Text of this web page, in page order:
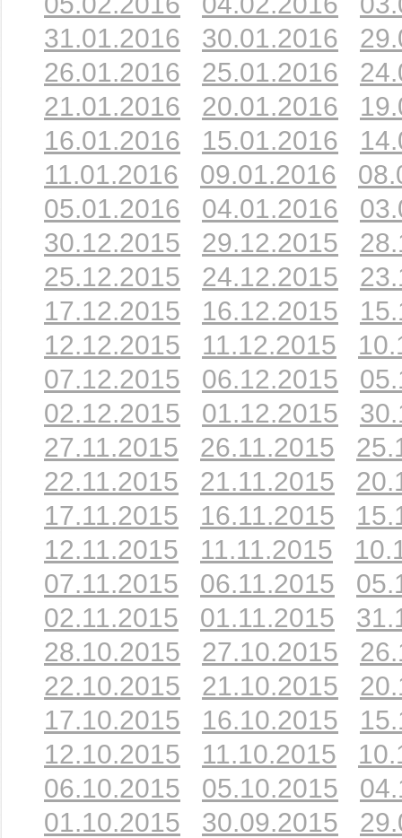
31.01.2016
30.01.2016
26.01.2016
25.01.2016
21.01.2016
20.01.2016
16.01.2016
15.01.2016
11.01.2016
09.01.2016
05.01.2016
04.01.2016
30.12.2015
29.12.2015
25.12.2015
24.12.2015
17.12.2015
16.12.2015
12.12.2015
11.12.2015
07.12.2015
06.12.2015
02.12.2015
01.12.2015
27.11.2015
26.11.2015
22.11.2015
21.11.2015
17.11.2015
16.11.2015
12.11.2015
11.11.2015
07.11.2015
06.11.2015
02.11.2015
01.11.2015
28.10.2015
27.10.2015
22.10.2015
21.10.2015
17.10.2015
16.10.2015
12.10.2015
11.10.2015
06.10.2015
05.10.2015
01.10.2015
30.09.2015